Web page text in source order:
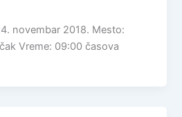
novembar 2018. Mesto:
Vreme: 09:00 časova